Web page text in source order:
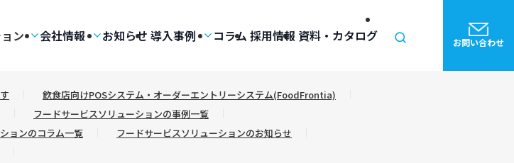
ン 会社情報 お知らせ 導入事例 コラム 採用情報 資料・カタログ お問い合わせ
飲食店向けPOSシステム・オーダーエントリーシステム(FoodFrontia)
フードサービスソリューションの事例一覧
ョンのコラム一覧
フードサービスソリューションのお知らせ